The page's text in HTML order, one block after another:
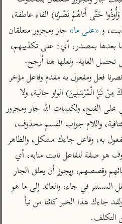
للشوكاني
ابن جزي
الآلوسي
الرازي
البيان
للبقاعي
والتنوير
المختصر في
التفسير
تفسير السعدي
أيسر التفاسير
القرآن – تدبر وعمل
تفسير ابن عثيمين
مركَّزة العبارة
تفسير الجلالين
جامع البيان للإيجي
تفسير البيضاوي
تفسير النسفي
الوجيز للواحدي
و «على ما»
وتحتمل أن تكون ابتدائية، وأتاهم نصرنا فعل ومفعول به مقدم وفاعل مؤخر
نافية للجنس، ومبدل اسمها المبني على الفتح، ولكلمات الله جار ومجرور
وقد حرف تحقيق، وجاءك فعل ومفعول به، وفاعل جاءك مشكل، والظاهر
جاءك بعض أنبائهم أو مزيد من أنبائهم وقصصهم، ويجوز أن يعلق الجار
والمجرور بمحذوف حال من الفاعل المستتر في جاء، والعائد إلى ما هو